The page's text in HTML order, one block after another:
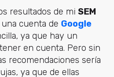
resultados de mi SEM
cuenta de Google
ya que hay un
en cuenta. Pero sin
recomendaciones sería
ya que de ellas